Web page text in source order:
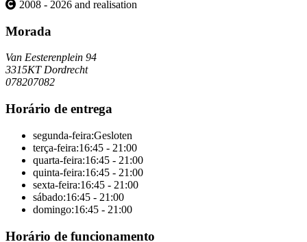
2008 - 2026 and realisation
Morada
Van Eesterenplein 94
3315KT Dordrecht
078207082
Horário de entrega
segunda-feira:Gesloten
terça-feira:16:45 - 21:00
quarta-feira:16:45 - 21:00
quinta-feira:16:45 - 21:00
sexta-feira:16:45 - 21:00
sábado:16:45 - 21:00
domingo:16:45 - 21:00
Horário de funcionamento